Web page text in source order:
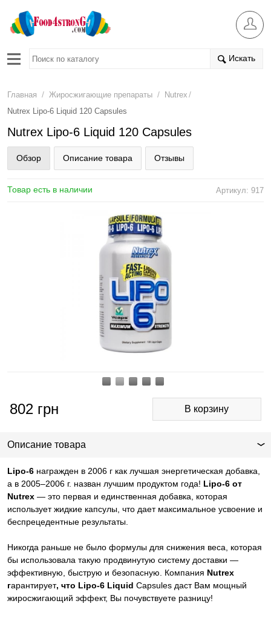
Искать
Главная / Жиросжигающие препараты / Nutrex /
Nutrex Lipo-6 Liquid 120 Capsules
Nutrex Lipo-6 Liquid 120 Capsules
Обзор Описание товара Отзывы
Товар есть в наличии Артикул: 917
802 грн
Описание товара
Lipo-6 награжден в 2006 г как лучшая энергетическая добавка,
а в 2005–2006 г. назван лучшим продуктом года! Lipo-6 от
Nutrex — это первая и единственная добавка, которая
использует жидкие капсулы, что дает максимальное усвоение и
беспрецедентные результаты.
Никогда раньше не было формулы для снижения веса, которая
бы использовала такую продвинутую систему доставки —
эффективную, быструю и безопасную. Компания Nutrex
гарантирует, что Lipo-6 Liquid Capsules даст Вам мощный
жиросжигающий эффект, Вы почувствуете разницу!